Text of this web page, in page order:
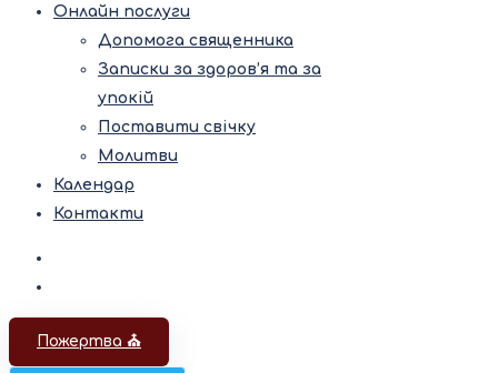
Онлайн послуги
Допомога священника
Записки за здоров’я та за
упокій
Поставити свічку
Молитви
Календар
Контакти
Пожертва ⛪️